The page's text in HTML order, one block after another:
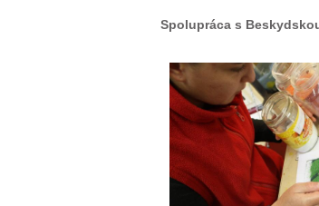
Spolupráca s